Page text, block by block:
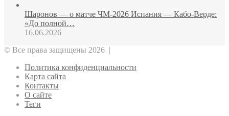
Шаронов — о матче ЧМ‑2026 Испания — Кабо‑Верде:
«До полной…
16.06.2026
© Все права защищены 2026 |
Политика конфиденциальности
Карта сайта
Контакты
О сайте
Теги